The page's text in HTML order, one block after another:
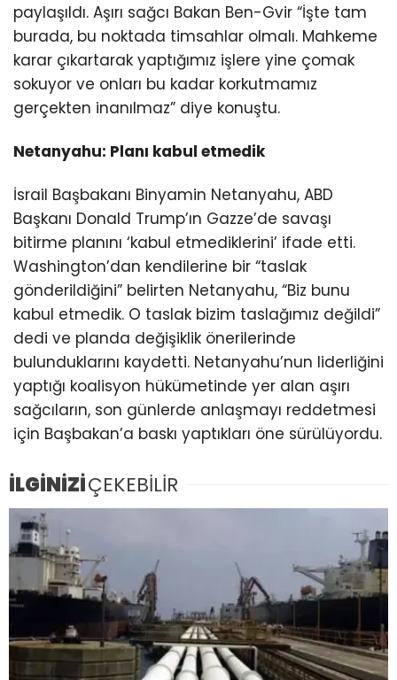
paylaşıldı. Aşırı sağcı Bakan Ben-Gvir “İşte tam
burada, bu noktada timsahlar olmalı. Mahkeme
karar çıkartarak yaptığımız işlere yine çomak
sokuyor ve onları bu kadar korkutmamız
gerçekten inanılmaz” diye konuştu.
Netanyahu: Planı kabul etmedik
İsrail Başbakanı Binyamin Netanyahu, ABD
Başkanı Donald Trump’ın Gazze’de savaşı
bitirme planını ‘kabul etmediklerini’ ifade etti.
Washington’dan kendilerine bir “taslak
gönderildiğini” belirten Netanyahu, “Biz bunu
kabul etmedik. O taslak bizim taslağımız değildi”
dedi ve planda değişiklik önerilerinde
bulunduklarını kaydetti. Netanyahu’nun liderliğini
yaptığı koalisyon hükümetinde yer alan aşırı
sağcıların, son günlerde anlaşmayı reddetmesi
için Başbakan’a baskı yaptıkları öne sürülüyordu.
İLGİNİZİÇEKEBİLİR